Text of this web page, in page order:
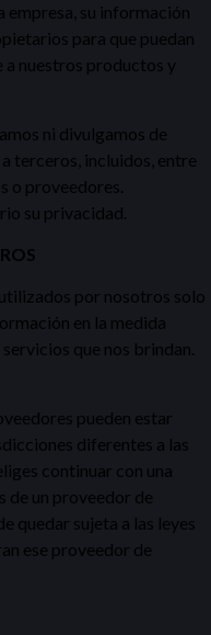
su información
para que puedan
nuestros productos y
ni divulgamos de
terceros, incluidos, entre
o proveedores.
su privacidad.
por nosotros solo
en la medida
que nos brindan.
pueden estar
diferentes a las
continuar con una
de un proveedor de
quedar sujeta a las leyes
ese proveedor de